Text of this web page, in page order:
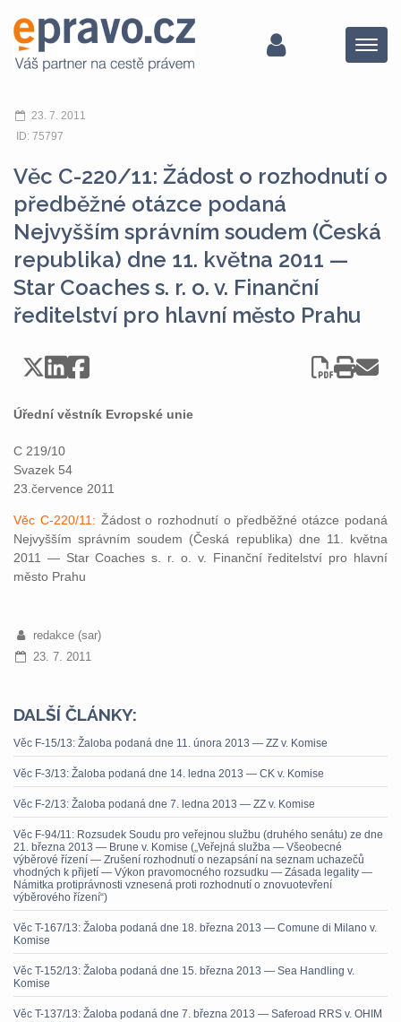
Menu
23. 7. 2011
ID: 75797
Věc C-220/11: Žádost o rozhodnutí o
předběžné otázce podaná
Nejvyšším správním soudem (Česká
republika) dne 11. května 2011 —
Star Coaches s. r. o. v. Finanční
ředitelství pro hlavní město Prahu
Úřední věstník Evropské unie
C 219/10
Svazek 54
23.července 2011
Věc C-220/11: Žádost o rozhodnutí o předběžné otázce podaná
Nejvyšším správním soudem (Česká republika) dne 11. května
2011 — Star Coaches s. r. o. v. Finanční ředitelství pro hlavní
město Prahu
redakce (sar)
23. 7. 2011
DALŠÍ ČLÁNKY:
Věc F-15/13: Žaloba podaná dne 11. února 2013 — ZZ v. Komise
Věc F-3/13: Žaloba podaná dne 14. ledna 2013 — CK v. Komise
Věc F-2/13: Žaloba podaná dne 7. ledna 2013 — ZZ v. Komise
Věc F-94/11: Rozsudek Soudu pro veřejnou službu (druhého senátu) ze dne
21. března 2013 — Brune v. Komise („Veřejná služba — Všeobecné
výběrové řízení — Zrušení rozhodnutí o nezapsání na seznam uchazečů
vhodných k přijetí — Výkon pravomocného rozsudku — Zásada legality —
Námitka protiprávnosti vznesená proti rozhodnutí o znovuotevření
výběrového řízení“)
Věc T-167/13: Žaloba podaná dne 18. března 2013 — Comune di Milano v.
Komise
Věc T-152/13: Žaloba podaná dne 15. března 2013 — Sea Handling v.
Komise
Věc T-137/13: Žaloba podaná dne 7. března 2013 — Saferoad RRS v. OHIM